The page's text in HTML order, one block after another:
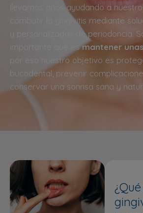
llevamos años ayudando a
combatir la gingivitis mediante
y personalizadas de periodoncia.
importante que esmantener
por eso nuestro objetivo es
bucodental, prevenir
conservar una sonrisa sana y